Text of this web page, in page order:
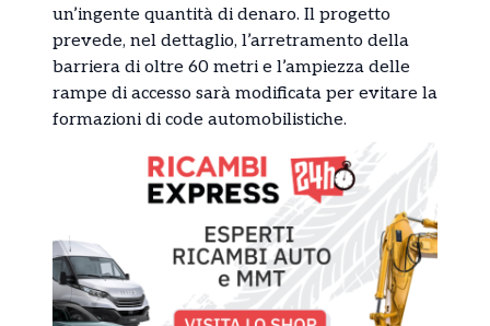
un’ingente quantità di denaro. Il progetto
prevede, nel dettaglio, l’arretramento della
barriera di oltre 60 metri e l’ampiezza delle
rampe di accesso sarà modificata per evitare la
formazioni di code automobilistiche.